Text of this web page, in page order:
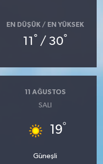
EN DÜŞÜK / EN YÜKSEK
° / 30°
11 AĞUSTOS
SALI
19°
Güneşli